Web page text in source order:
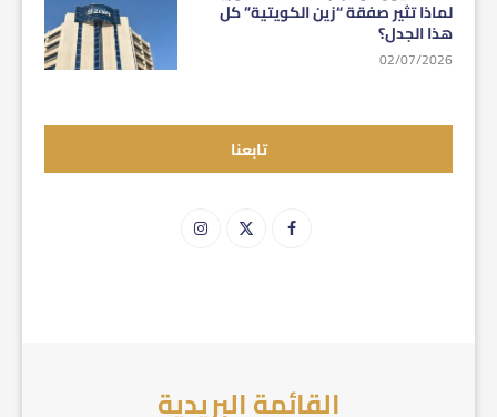
لماذا تثير صفقة “زين الكويتية” كل
هذا الجدل؟
02/07/2026
تابعنا
القائمة البريدية